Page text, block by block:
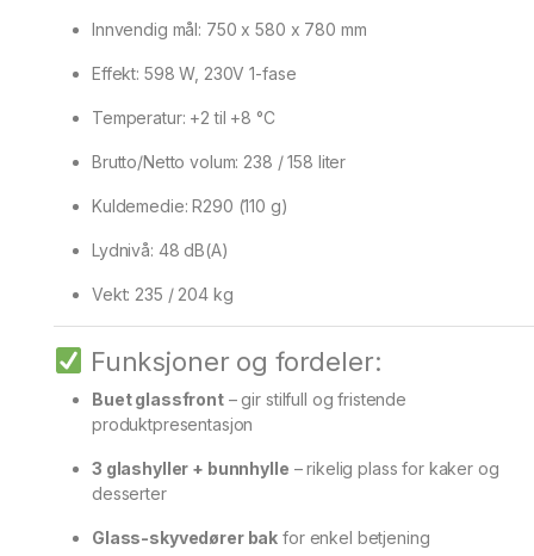
Innvendig mål: 750 x 580 x 780 mm
Effekt: 598 W, 230V 1-fase
Temperatur: +2 til +8 °C
Brutto/Netto volum: 238 / 158 liter
Kuldemedie: R290 (110 g)
Lydnivå: 48 dB(A)
Vekt: 235 / 204 kg
Funksjoner og fordeler:
Buet glassfront– gir stilfull og fristende
produktpresentasjon
3 glashyller + bunnhylle – rikelig plass for kaker og
desserter
Glass-skyvedører bak for enkel betjening